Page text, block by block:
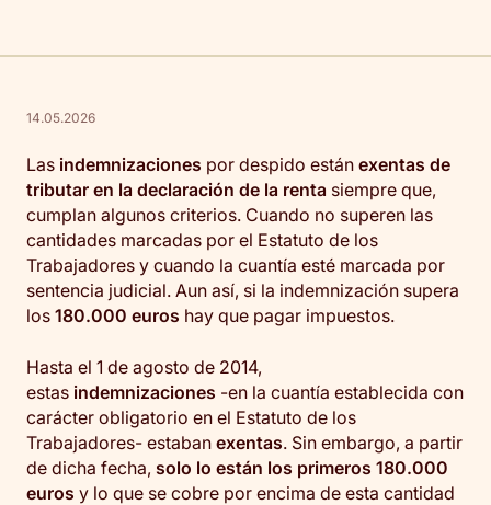
14.05.2026
Las indemnizaciones por despido están exentas de
tributar en la declaración de la renta siempre que,
cumplan algunos criterios. Cuando no superen las
cantidades marcadas por el Estatuto de los
Trabajadores y cuando la cuantía esté marcada por
sentencia judicial. Aun así, si la indemnización supera
los 180.000 euros hay que pagar impuestos.
Hasta el 1 de agosto de 2014,
estas indemnizaciones -en la cuantía establecida con
carácter obligatorio en el Estatuto de los
Trabajadores- estaban exentas. Sin embargo, a partir
de dicha fecha, solo lo están los primeros 180.000
euros y lo que se cobre por encima de esta cantidad